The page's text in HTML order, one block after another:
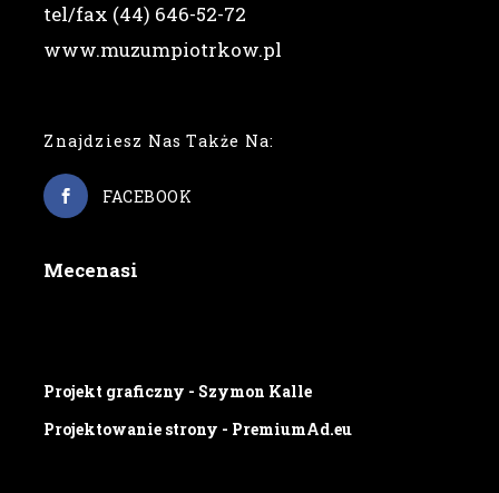
tel/fax (44) 646-52-72
www.muzumpiotrkow.pl
Znajdziesz Nas Także Na:
FACEBOOK
Mecenasi
Projekt graficzny - Szymon Kalle
Projektowanie strony - PremiumAd.eu